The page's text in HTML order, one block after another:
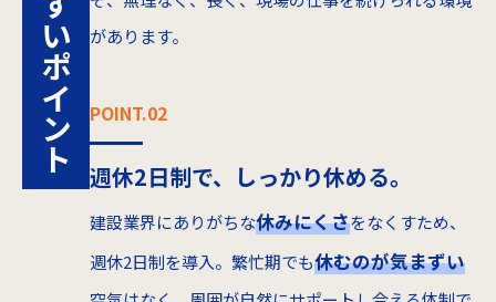
があります。
POINT.02
週休2日制で、しっかり休める。
建設業界にありがちな休みにくさをなくすため、
週休2日制を導入。繁忙期でも休むのが気まずい